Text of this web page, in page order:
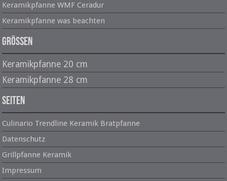
Keramikpfanne WMF Ceradur
Keramikpfanne was beachten
Größen
Keramikpfanne 20 cm
Keramikpfanne 28 cm
Seiten
Culinario Trendline Keramik Bratpfanne
Datenschutz
Grillpfanne Keramik
Impressum